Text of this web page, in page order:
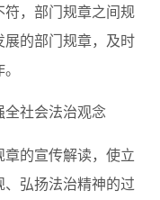
，部门规章之间规
的部门规章，及时
全社会法治观念
的宣传解读，使立
弘扬法治精神的过